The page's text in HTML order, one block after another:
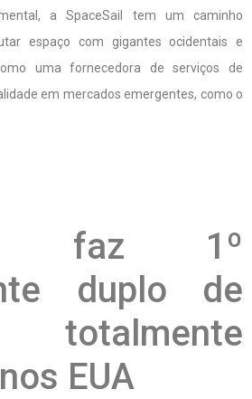
a SpaceSail tem um caminho
espaço com gigantes ocidentais e
uma fornecedora de serviços de
em mercados emergentes, como o
faz 1º
duplo de
totalmente
EUA